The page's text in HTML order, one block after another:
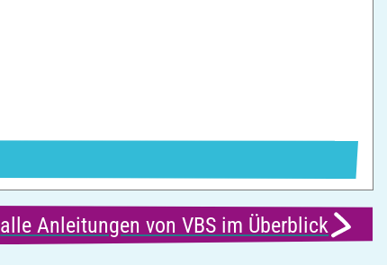
alle Anleitungen von VBS im Überblick